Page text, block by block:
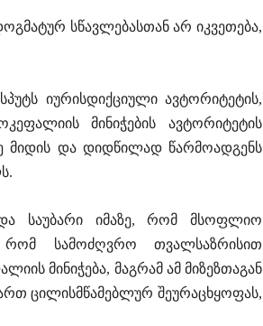
სწავლებასთან არ იკვეთება,
იურისდიქციული ავტორიტეტის,
მინიჭების ავტორიტეტის
მიდის და დიდწილად წარმოადგენს
საუბარი იმაზე, რომ მსოფლიო
რომ სამოძღვრო თვალსაზრისით
მინიჭება, მაგრამ ამ მიზეზთაგან
ცილისმწამებლურ შეურაცხყოფას,